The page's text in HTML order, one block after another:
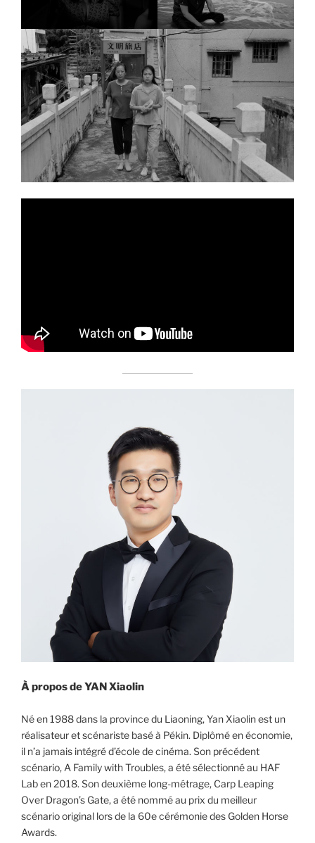
À propos deYAN Xiaolin
Né en 1988 dans la province du Liaoning, Yan Xiaolin est un
réalisateur et scénariste basé à Pékin. Diplômé en économie,
il n’a jamais intégré d’école de cinéma. Son précédent
scénario, A Family with Troubles, a été sélectionné au HAF
Lab en 2018. Son deuxième long-métrage, Carp Leaping
Over Dragon’s Gate, a été nommé au prix du meilleur
scénario original lors de la 60e cérémonie des Golden Horse
Awards.